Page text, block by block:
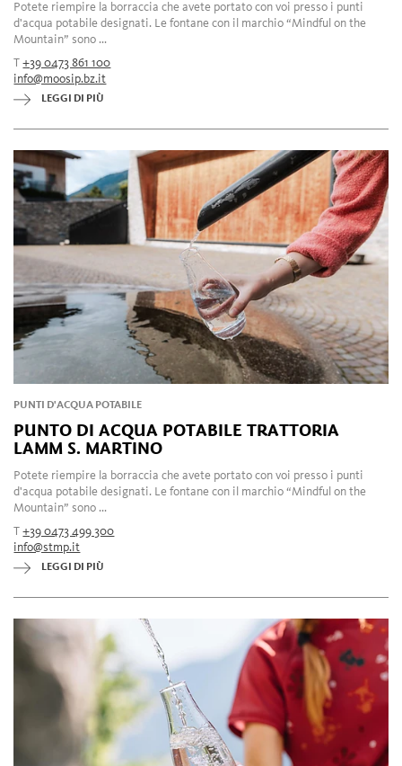
Potete riempire la borraccia che avete portato con voi presso i punti
d'acqua potabile designati. Le fontane con il marchio “Mindful on the
Mountain” sono ...
T+39 0473 861 100
info@moosip.bz.it
LEGGI DI PIÙ
PUNTI D'ACQUA POTABILE
PUNTO DI ACQUA POTABILE TRATTORIA
LAMM S. MARTINO
Potete riempire la borraccia che avete portato con voi presso i punti
d'acqua potabile designati. Le fontane con il marchio “Mindful on the
Mountain” sono ...
T+39 0473 499 300
info@stmp.it
LEGGI DI PIÙ